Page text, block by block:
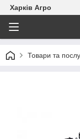
Харків Агро
Товари та